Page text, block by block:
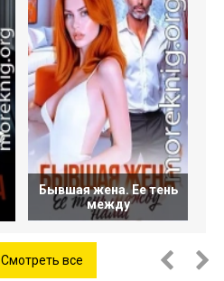
Бывшая жена. Ее тень
между
Смотреть все